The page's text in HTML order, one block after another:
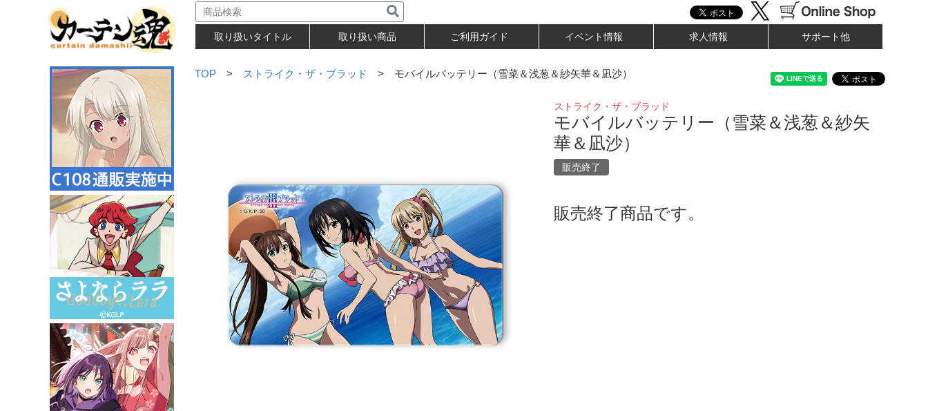
取り扱いタイトル 取り扱い商品 ご利用ガイド イベント情報 求人情報 サポート他
TOP > ストライク・ザ・ブラッド > モバイルバッテリー（雪菜＆浅葱＆紗矢華＆凪沙）
ストライク・ザ・ブラッド
モバイルバッテリー（雪菜＆浅葱＆紗矢
華＆凪沙）
販売終了
販売終了商品です。